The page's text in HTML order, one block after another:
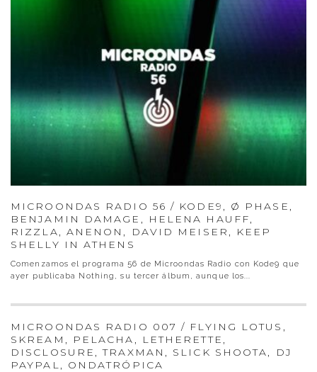
MICROONDAS RADIO 56 / KODE9, Ø PHASE,
BENJAMIN DAMAGE, HELENA HAUFF,
RIZZLA, ANENON, DAVID MEISER, KEEP
SHELLY IN ATHENS
Comenzamos el programa 56 de Microondas Radio con Kode9 que
ayer publicaba Nothing, su tercer álbum, aunque los...
MICROONDAS RADIO 007 / FLYING LOTUS,
SKREAM, PELACHA, LETHERETTE,
DISCLOSURE, TRAXMAN, SLICK SHOOTA, DJ
PAYPAL, ONDATRÓPICA